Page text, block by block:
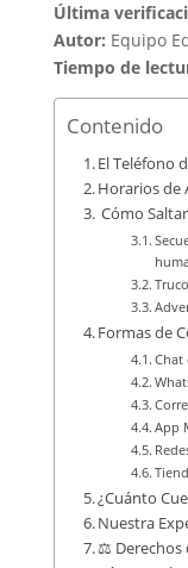
Última
Autor: Equipo
Tiempo de
Contenido
El Teléfono
Horarios de
Cómo
Formas de
Chat
App
¿Cuánto
Nuestra
⚖️ Derechos